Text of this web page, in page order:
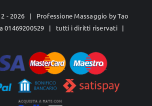
- 2026 | Professione Massaggio byTao
01469200529 | tutti i diritti riservati |